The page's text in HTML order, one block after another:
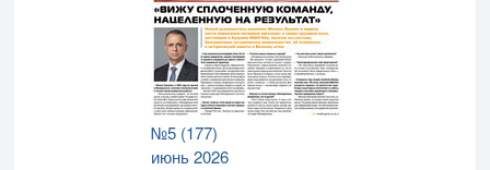
№5 (177)
июнь 2026